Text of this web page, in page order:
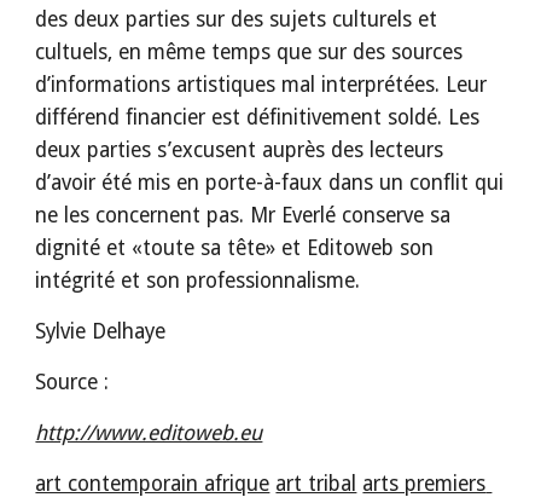
des deux parties sur des sujets culturels et
cultuels, en même temps que sur des sources
d’informations artistiques mal interprétées. Leur
différend financier est définitivement soldé. Les
deux parties s’excusent auprès des lecteurs
d’avoir été mis en porte-à-faux dans un conflit qui
ne les concernent pas. Mr Everlé conserve sa
dignité et «toute sa tête» et Editoweb son
intégrité et son professionnalisme.
Sylvie Delhaye
Source :
http://www.editoweb.eu
art contemporain afrique art tribal arts premiers